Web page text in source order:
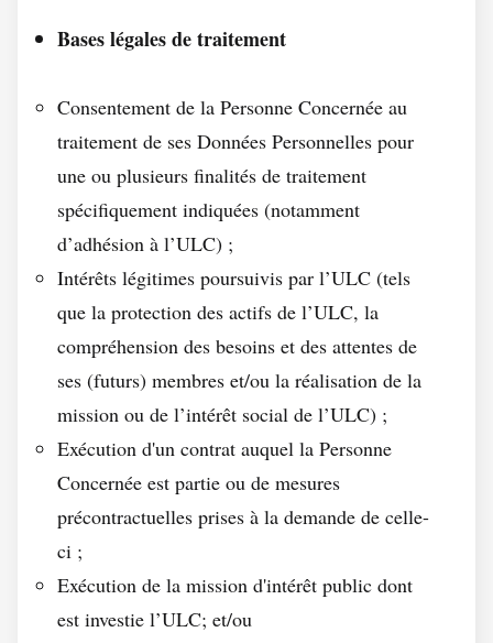
Bases légales de traitement
Consentement de la Personne Concernée au
traitement de ses Données Personnelles pour
une ou plusieurs finalités de traitement
spécifiquement indiquées (notamment
d’adhésion à l’ULC) ;
Intérêts légitimes poursuivis par l’ULC (tels
que la protection des actifs de l’ULC, la
compréhension des besoins et des attentes de
ses (futurs) membres et/ou la réalisation de la
mission ou de l’intérêt social de l’ULC) ;
Exécution d'un contrat auquel la Personne
Concernée est partie ou de mesures
précontractuelles prises à la demande de celle-
ci ;
Exécution de la mission d'intérêt public dont
est investie l’ULC; et/ou